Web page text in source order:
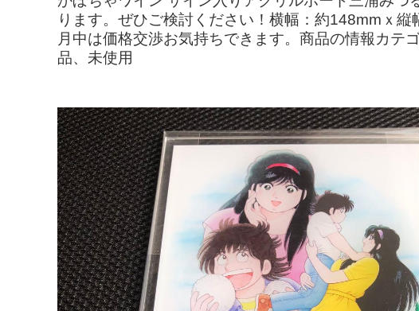
ります。ぜひご検討ください！横幅：約148mmｘ
月中は価格交渉お気持ちできます。商品の情報カテ
品、未使用